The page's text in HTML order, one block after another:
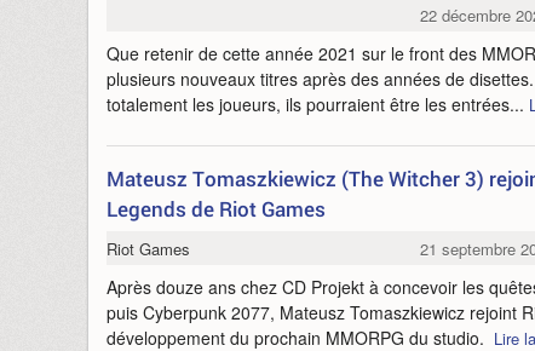
22 décembre
Que retenir de cette année 2021 sur le front des
plusieurs nouveaux titres après des années de
totalement les joueurs, ils pourraient être les entrées...
Mateusz Tomaszkiewicz (The Witcher 3)
Legends de Riot Games
Riot Games 21 septembre
Après douze ans chez CD Projekt à concevoir les
puis Cyberpunk 2077, Mateusz Tomaszkiewicz rejoint
développement du prochain MMORPG du studio. Lire